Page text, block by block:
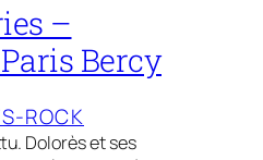
–
Bercy
ROCK
Dolorès et ses